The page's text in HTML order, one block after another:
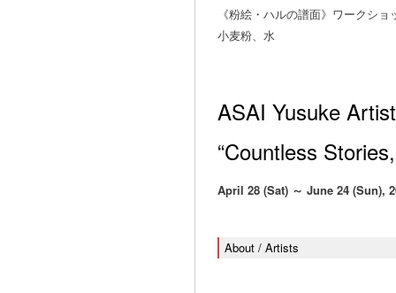
《粉絵・ハルの譜面》ワークシ
小麦粉、水
ASAI Yusuke
“Countless
April 28 (Sat) ～ June 24 (Sun),
About / Artists